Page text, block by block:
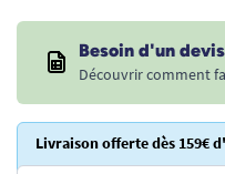
Besoin d'un
Découvrir comment
Livraison offerte dès 159€